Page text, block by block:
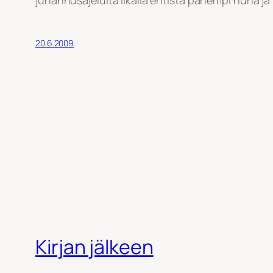
20.6.2009
Kirjan jälkeen